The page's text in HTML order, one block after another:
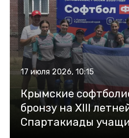
17 июля 2026, 10:15
Крымские
бронзу на XIII
Спартакиады